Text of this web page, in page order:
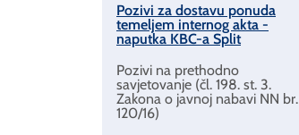
Pozivi za dostavu ponuda
temeljem internog akta -
naputka KBC-a Split
Pozivi na prethodno
savjetovanje (čl. 198. st. 3.
Zakona o javnoj nabavi NN br.
120/16)